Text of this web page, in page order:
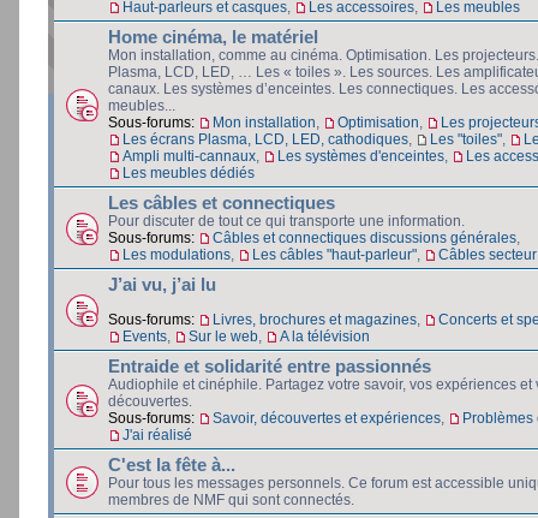
Haut-parleurs et casques
Les accessoires Les meubles
Home cinéma, le matériel
Mon installation, comme au cinéma. Optimisation. Les
Plasma, LCD, LED, … Les « toiles ». Les sources. Les
canaux. Les systèmes d’enceintes. Les connectiques. Les
meubles...
Sous-forums:
Mon installation Optimisation
Les
Les écrans Plasma, LCD, LED, cathodiques
Les "toiles"
Ampli multi-cannaux
Les systèmes d'enceintes
Les
Les meubles dédiés
Les câbles et connectiques
Pour discuter de tout ce qui transporte une information.
Sous-forums:
Câbles et connectiques discussions générales
Les modulations
Les câbles "haut-parleur" Câbles
J’ai vu, j’ai lu
Sous-forums: Livres, brochures et magazines
Concerts et
Events
Sur le web A la télévision
Entraide et solidarité entre passionnés
Audiophile et cinéphile. Partagez votre savoir, vos expériences et
découvertes.
Sous-forums:
Savoir, découvertes et expériences
Problèmes
J'ai réalisé
C'est la fête à...
Pour tous les messages personnels. Ce forum est accessible
membres de NMF qui sont connectés.